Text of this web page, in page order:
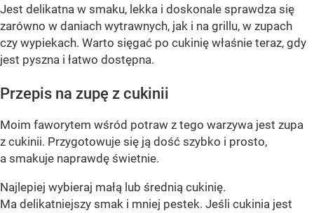
Jest delikatna w smaku, lekka i doskonale sprawdza się
zarówno w daniach wytrawnych, jak i na grillu, w zupach
czy wypiekach. Warto sięgać po cukinię właśnie teraz, gdy
jest pyszna i łatwo dostępna.
Przepis na zupę z cukinii
Moim faworytem wśród potraw z tego warzywa jest zupa
z cukinii. Przygotowuje się ją dość szybko i prosto,
a smakuje naprawdę świetnie.
Najlepiej wybieraj małą lub średnią cukinię.
Ma delikatniejszy smak i mniej pestek. Jeśli cukinia jest